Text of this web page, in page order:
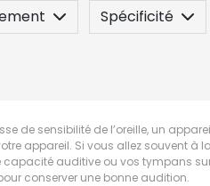
Spécificité
de sensibilité de l’oreille, un
appareil. Si vous allez souvent
auditive ou vos tympans
conserver une bonne audition.